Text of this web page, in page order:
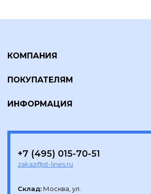
КОМПАНИЯ
ПОКУПАТЕЛЯМ
ИНФОРМАЦИЯ
+7 (495) 015-70-51
zakaz@st-lines.ru
Склад: Москва, ул.